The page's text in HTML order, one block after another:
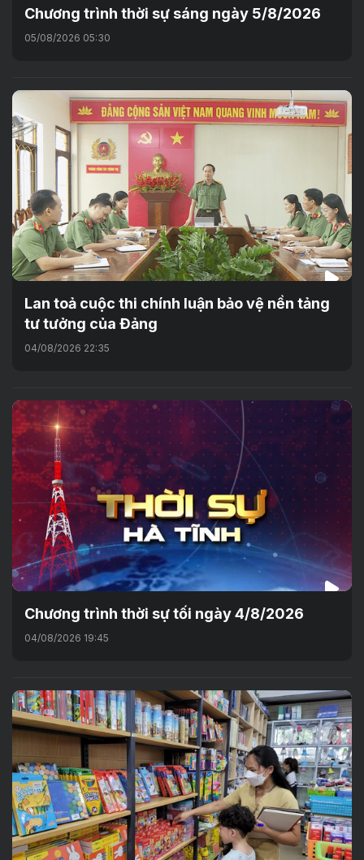
Chương trình thời sự sáng ngày 5/8/2026
05/08/2026 05:30
Lan toả cuộc thi chính luận bảo vệ nền tảng
tư tưởng của Đảng
04/08/2026 22:35
Chương trình thời sự tối ngày 4/8/2026
04/08/2026 19:45